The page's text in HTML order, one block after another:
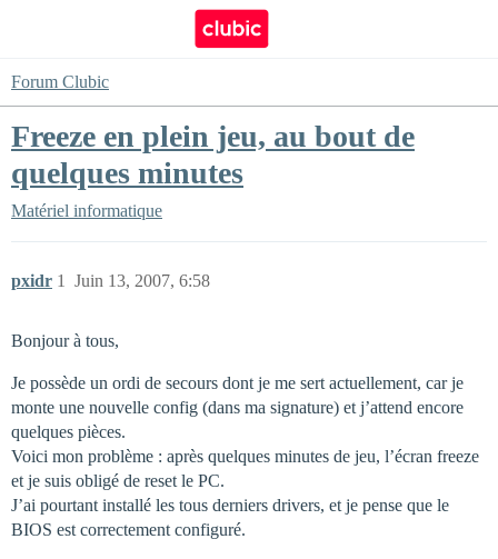
Forum Clubic
Freeze en plein jeu, au bout de
quelques minutes
Matériel informatique
pxidr Juin 13, 2007, 6:58
1
Bonjour à tous,
Je possède un ordi de secours dont je me sert actuellement, car je
monte une nouvelle config (dans ma signature) et j’attend encore
quelques pièces.
Voici mon problème : après quelques minutes de jeu, l’écran freeze
et je suis obligé de reset le PC.
J’ai pourtant installé les tous derniers drivers, et je pense que le
BIOS est correctement configuré.